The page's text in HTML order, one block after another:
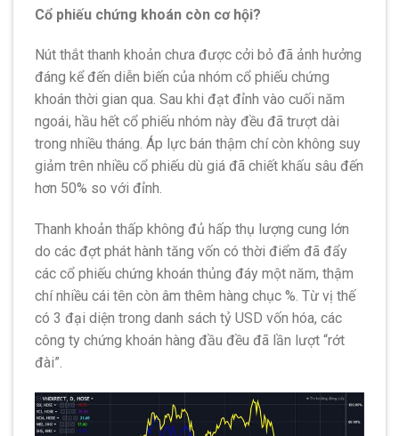
Cổ phiếu chứng khoán còn cơ hội?
Nút thắt thanh khoản chưa được cởi bỏ đã ảnh hưởng
đáng kể đến diễn biến của nhóm cổ phiếu chứng
khoán thời gian qua. Sau khi đạt đỉnh vào cuối năm
ngoái, hầu hết cổ phiếu nhóm này đều đã trượt dài
trong nhiều tháng. Áp lực bán thậm chí còn không suy
giảm trên nhiều cổ phiếu dù giá đã chiết khấu sâu đến
hơn 50% so với đỉnh.
Thanh khoản thấp không đủ hấp thụ lượng cung lớn
do các đợt phát hành tăng vốn có thời điểm đã đẩy
các cổ phiếu chứng khoán thủng đáy một năm, thậm
chí nhiều cái tên còn âm thêm hàng chục %. Từ vị thế
có 3 đại diện trong danh sách tỷ USD vốn hóa, các
công ty chứng khoán hàng đầu đều đã lần lượt “rớt
đài”.